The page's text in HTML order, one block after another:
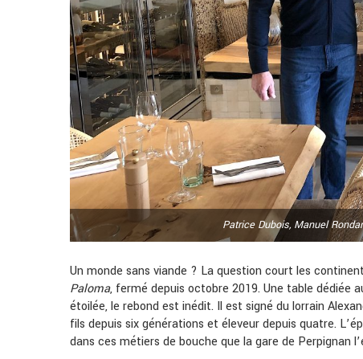
Patrice Dubois, Manuel
Un monde sans viande ? La question court les
Paloma, fermé depuis octobre 2019. Une table dédiée
étoilée, le rebond est inédit. Il est signé du lorrain
fils depuis six générations et éleveur depuis quatre.
dans ces métiers de bouche que la gare de Perpignan